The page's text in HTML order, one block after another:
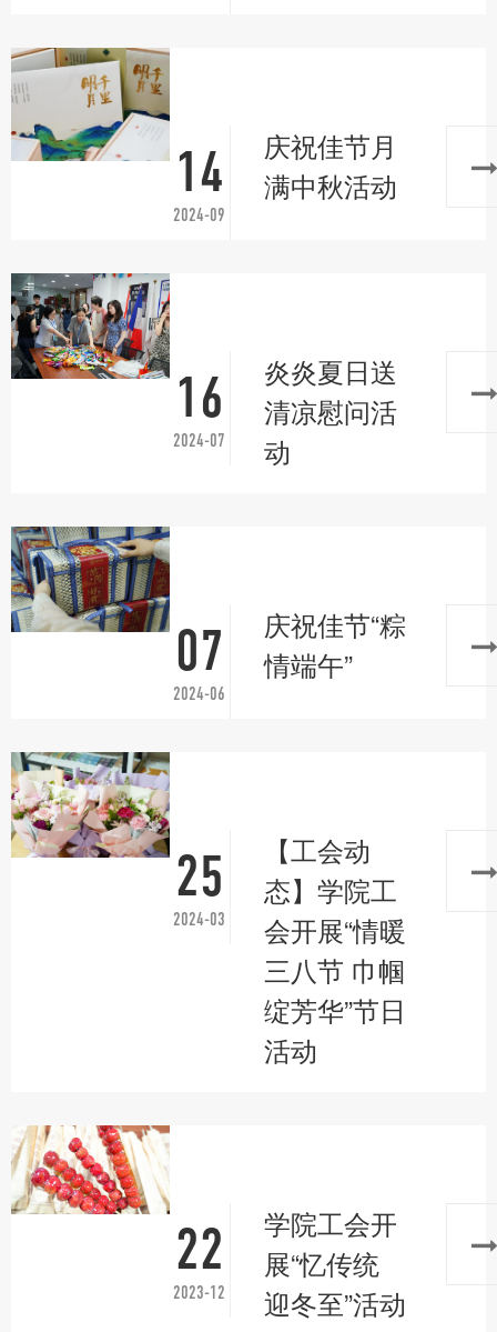
14
2024-09
庆祝佳节月
满中秋活动
16
2024-07
炎炎夏日送
清凉慰问活
动
07
2024-06
庆祝佳节“粽
情端午”
25
2024-03
【工会动
态】学院工
会开展“情暖
三八节 巾帼
绽芳华”节日
活动
22
2023-12
学院工会开
展“忆传统
迎冬至”活动